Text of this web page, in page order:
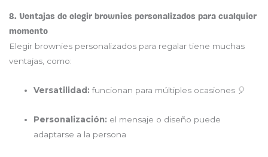
8. Ventajas de elegir brownies personalizados para cualquier
momento
Elegir brownies personalizados para regalar tiene muchas
ventajas, como:
Versatilidad: funcionan para múltiples ocasiones 🎈
Personalización: el mensaje o diseño puede
adaptarse a la persona